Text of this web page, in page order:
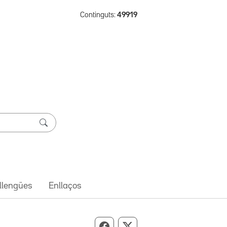
Continguts: 49919
Enllaços